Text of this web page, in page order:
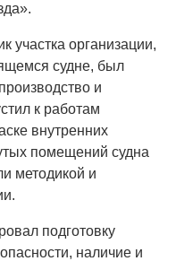
участка организации,
судне, был
и
к работам
внутренних
помещений судна
методикой и
подготовку
наличие и